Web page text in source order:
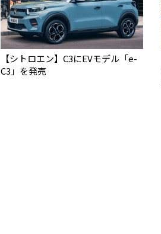
【シトロエン】C3にEVモデル「e-
C3」を発売